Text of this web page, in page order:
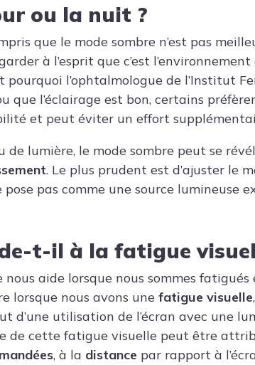
ou la nuit ?
que le mode sombre n’est pas
à l’esprit que c’est
pourquoi l’ophtalmologue de l’Institut
que l’éclairage est bon, certains
et peut éviter un effort
de lumière, le mode sombre peut se
. Le plus prudent est d’ajuster le
pas comme une source lumineuse
t-il à la fatigue
nous aide lorsque nous sommes
lorsque nous avons une fatigue visuelle
d’une utilisation de l’écran avec une
de cette fatigue visuelle peut être
, à la distance par rapport à